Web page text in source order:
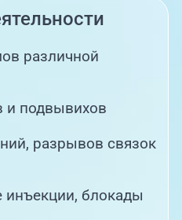
различной
и подвывихов
разрывов связок
инъекции, блокады